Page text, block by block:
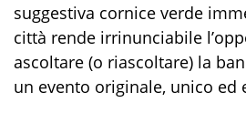
suggestiva cornice verde
città rende irrinunciabile
ascoltare (o riascoltare) la
un evento originale, unico ed